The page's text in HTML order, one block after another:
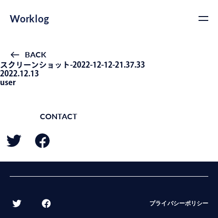
Worklog
BACK
スクリーンショット-2022-12-12-21.37.33
2022.12.13
user
CONTACT
プライバシーポリシー